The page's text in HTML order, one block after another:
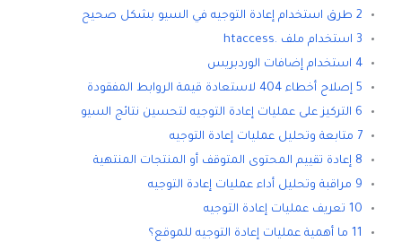
2 طرق استخدام إعادة التوجيه في السيو بشكل صحيح
3 استخدام ملف .htaccess
4 استخدام إضافات الوردبريس
5 إصلاح أخطاء 404 لاستعادة قيمة الروابط المفقودة
6 التركيز على عمليات إعادة التوجيه لتحسين نتائج السيو
7 متابعة وتحليل عمليات إعادة التوجيه
8 إعادة تقييم المحتوى المتوقف أو المنتجات المنتهية
9 مراقبة وتحليل أداء عمليات إعادة التوجيه
10 تعريف عمليات إعادة التوجيه
11 ما أهمية عمليات إعادة التوجيه للموقع؟